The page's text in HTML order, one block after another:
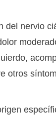
del nervio
otros